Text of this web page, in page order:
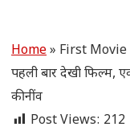
Home» First Movie
पहली बार देखी फिल्म,
की नींव
Post Views: 212